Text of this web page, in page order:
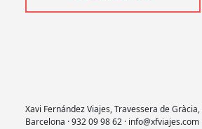
Xavi Fernández Viajes, Travessera de Gràcia,
Barcelona · 932 09 98 62 · info@xfviajes.com